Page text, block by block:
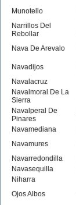
Munotello
Narrillos Del
Rebollar
Nava De Arevalo
Navadijos
Navalacruz
Navalmoral De La
Sierra
Navalperal De
Pinares
Navamediana
Navamures
Navarredondilla
Navasequilla
Niharra
Ojos Albos